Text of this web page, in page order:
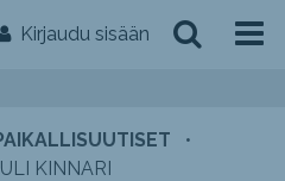
Kirjaudu sisään
•
KINNARI